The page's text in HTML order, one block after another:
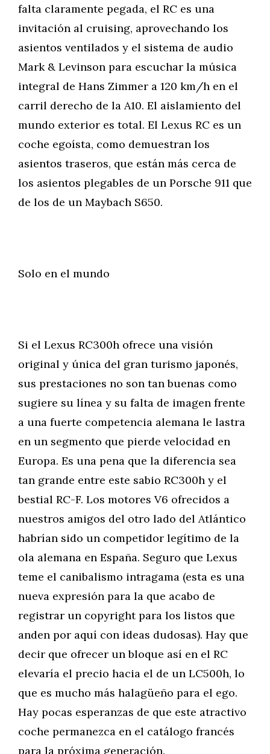
falta claramente pegada, el RC es una
invitación al cruising, aprovechando los
asientos ventilados y el sistema de audio
Mark & Levinson para escuchar la música
integral de Hans Zimmer a 120 km/h en el
carril derecho de la A10. El aislamiento del
mundo exterior es total. El Lexus RC es un
coche egoísta, como demuestran los
asientos traseros, que están más cerca de
los asientos plegables de un Porsche 911 que
de los de un Maybach S650.
Solo en el mundo
Si el Lexus RC300h ofrece una visión
original y única del gran turismo japonés,
sus prestaciones no son tan buenas como
sugiere su línea y su falta de imagen frente
a una fuerte competencia alemana le lastra
en un segmento que pierde velocidad en
Europa. Es una pena que la diferencia sea
tan grande entre este sabio RC300h y el
bestial RC-F. Los motores V6 ofrecidos a
nuestros amigos del otro lado del Atlántico
habrían sido un competidor legítimo de la
ola alemana en España. Seguro que Lexus
teme el canibalismo intragama (esta es una
nueva expresión para la que acabo de
registrar un copyright para los listos que
anden por aquí con ideas dudosas). Hay que
decir que ofrecer un bloque así en el RC
elevaría el precio hacia el de un LC500h, lo
que es mucho más halagüeño para el ego.
Hay pocas esperanzas de que este atractivo
coche permanezca en el catálogo francés
para la próxima generación.